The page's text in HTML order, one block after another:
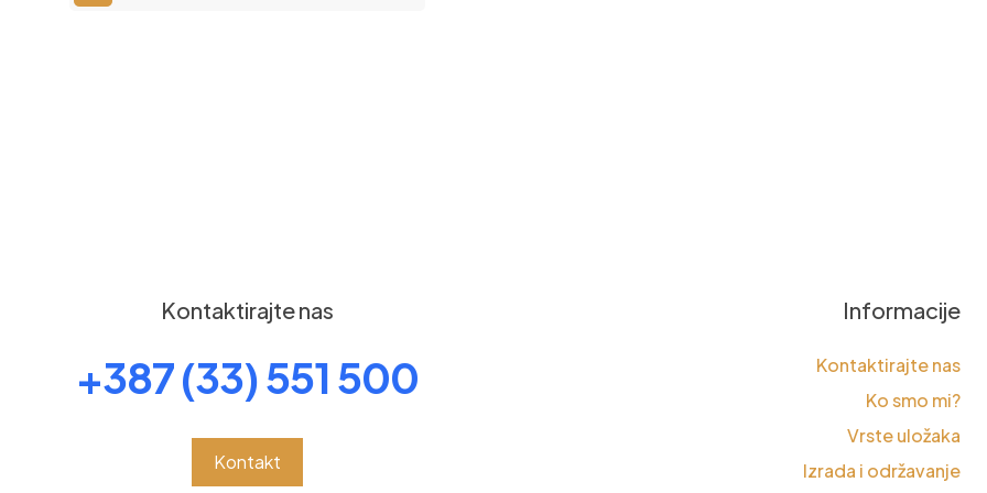
Kontaktirajte nas
+387 (33) 551 500
Kontakt
Informacije
Kontaktirajte nas
Ko smo mi?
Vrste uložaka
Izrada i održavanje